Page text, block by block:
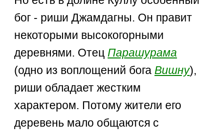
бог - риши Джамдагны. Он правит
некоторыми высокогорными
деревнями. Отец Парашурама
(одно из воплощений бога Вишну),
риши обладает жестким
характером. Потому жители его
деревень мало общаются с